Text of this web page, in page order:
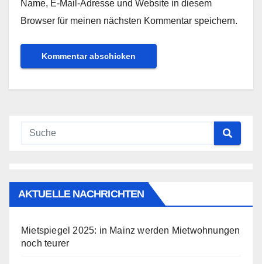
Name, E-Mail-Adresse und Website in diesem
Browser für meinen nächsten Kommentar speichern.
AKTUELLE NACHRICHTEN
Mietspiegel 2025: in Mainz werden Mietwohnungen
noch teurer